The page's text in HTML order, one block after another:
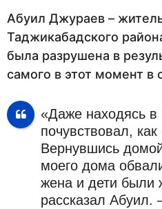
Абуил Джураев –
Таджикабадского
была разрушена в
самого в этот момент в
«Даже находясь
почувствовал,
Вернувшись
моего дома
жена и дети
рассказал